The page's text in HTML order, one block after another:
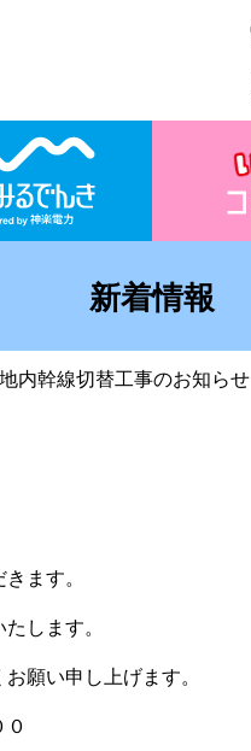
新着情報
内幹線切替工事のお知らせ
ます。
します。
願い申し上げます。